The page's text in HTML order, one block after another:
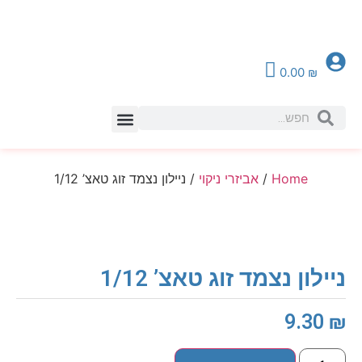
0.00 ₪
Home
/ אביזרי ניקוי / ניילון נצמד זוג טאצ’ 1/12
ניילון נצמד זוג טאצ’ 1/12
9.30 ₪